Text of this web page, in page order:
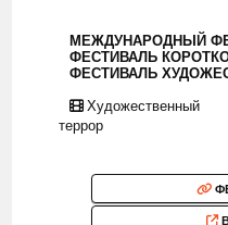
МЕЖДУНАРОДНЫЙ
ФЕСТИВАЛЬ
ФЕСТИВАЛЬ
Художественный
террор